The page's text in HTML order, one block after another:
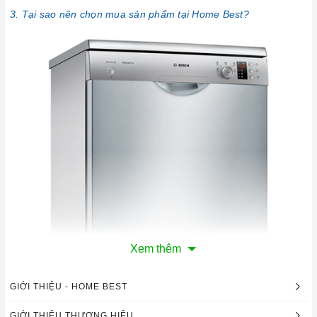
3. Tại sao nên chọn mua sản phẩm tại Home Best?
Xem thêm
GIỚI THIỆU - HOME BEST